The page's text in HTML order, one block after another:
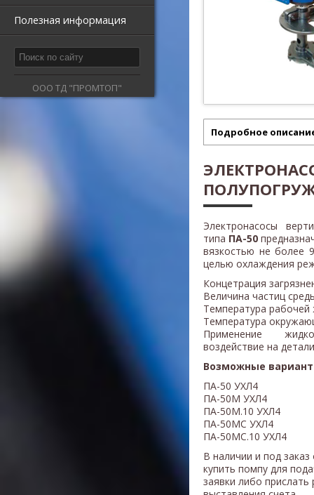
Полезная информация
ООО ТД "ПРОМТОП"
Подробное
Электронасосы
типа ПА-50
вязкостью не более
целью охлаждения
Концетрация
Величина частиц
Температура
Температура
Применение
воздействие на
Возможные
ПА-50 УХЛ4
ПА-50М УХЛ4
ПА-50М.10 УХЛ4
ПА-50МС УХЛ4
ПА-50МС.10 УХЛ4
В наличии и под
купить помпу для
заявки либо